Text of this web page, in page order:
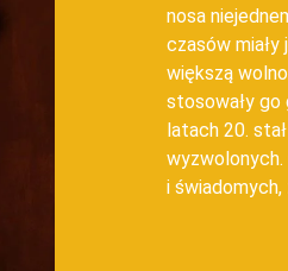
nosa
czasów
większą
stosowały go
latach 20.
wyzwolonych.
i